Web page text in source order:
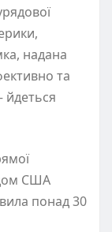
надана
та
йдеться
США
понад 30